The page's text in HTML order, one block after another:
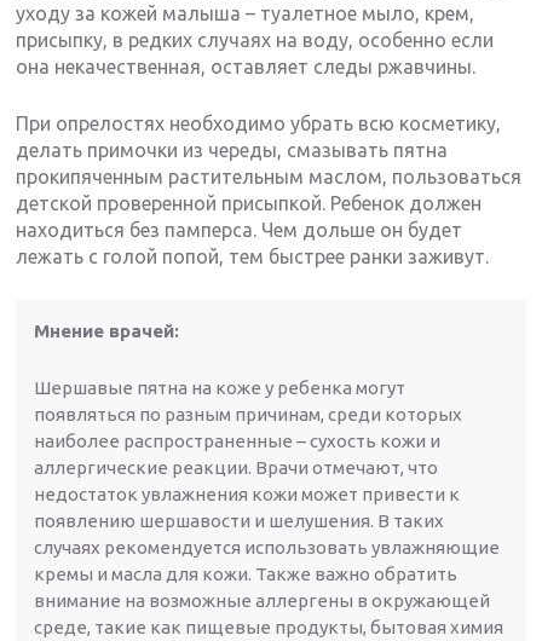
уходу за кожей малыша – туалетное мыло, крем,
присыпку, в редких случаях на воду, особенно если
она некачественная, оставляет следы ржавчины.
При опрелостях необходимо убрать всю косметику,
делать примочки из череды, смазывать пятна
прокипяченным растительным маслом, пользоваться
детской проверенной присыпкой. Ребенок должен
находиться без памперса. Чем дольше он будет
лежать с голой попой, тем быстрее ранки заживут.
Мнение врачей:
Шершавые пятна на коже у ребенка могут
появляться по разным причинам, среди которых
наиболее распространенные – сухость кожи и
аллергические реакции. Врачи отмечают, что
недостаток увлажнения кожи может привести к
появлению шершавости и шелушения. В таких
случаях рекомендуется использовать увлажняющие
кремы и масла для кожи. Также важно обратить
внимание на возможные аллергены в окружающей
среде, такие как пищевые продукты, бытовая химия